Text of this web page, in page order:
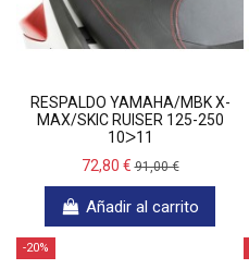
RESPALDO YAMAHA/MBK X-
MAX/SKIC RUISER 125-250
10ᐳ11
72,80 €91,00 €
Añadir al carrito
-20%